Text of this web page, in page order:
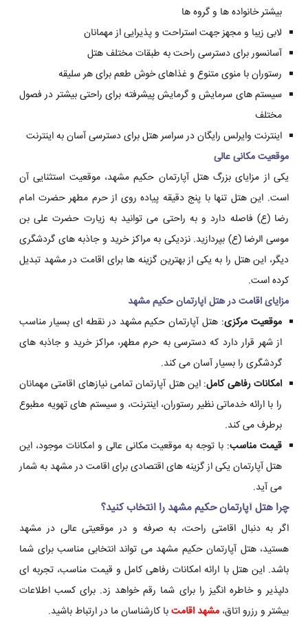
بیشتر خانواده ها و گروه ها
لابی زیبا و مجهز جهت استراحت و پذیرایی از مهمانان
آسانسور برای دسترسی راحت به طبقات مختلف هتل
رستوران با منوی متنوع و غذاهای خوش طعم برای هر سلیقه
سیستم های سرمایش و گرمایش پیشرفته برای راحتی بیشتر در فصول
مختلف
اینترنت وایرلس رایگان در سراسر هتل برای دسترسی آسان به اینترنت
موقعیت مکانی عالی
یکی از مزایای بزرگ هتل آپارتمان حکیم مشهد، موقعیت استثنایی آن
است. این هتل تنها با پنج دقیقه پیاده روی از حرم مطهر حضرت امام
رضا (ع) فاصله دارد و به راحتی می توانید به زیارت حضرت علی بن
موسی الرضا (ع) بپردازید. نزدیکی به مراکز خرید و جاذبه های گردشگری
دیگر، این هتل را به یکی از بهترین گزینه ها برای اقامت در مشهد تبدیل
کرده است.
مزایای اقامت در هتل آپارتمان حکیم مشهد
موقعیت مرکزی: هتل آپارتمان حکیم مشهد در نقطه ای بسیار مناسب
از شهر قرار دارد که دسترسی به حرم مطهر، مراکز خرید و جاذبه های
گردشگری را بسیار آسان می کند.
امکانات رفاهی کامل: این هتل آپارتمان تمامی نیازهای اقامتی مهمانان
را با ارائه خدماتی نظیر رستوران، اینترنت، و سیستم های تهویه مطبوع
برطرف می کند.
قیمت مناسب: با توجه به موقعیت مکانی عالی و امکانات موجود، این
هتل آپارتمان یکی از گزینه های اقتصادی برای اقامت در مشهد به شمار
می آید.
چرا هتل آپارتمان حکیم مشهد را انتخاب کنید؟
اگر به دنبال اقامتی راحت، به صرفه و در موقعیتی عالی در مشهد
هستید، هتل آپارتمان حکیم مشهد می تواند انتخابی مناسب برای شما
باشد. این هتل با ارائه امکانات رفاهی کامل و قیمت مناسب، تجربه ای
دلپذیر و خاطره انگیز را برای شما رقم خواهد زد. برای کسب اطلاعات
بیشتر و رزرو اتاق، مشهد اقامتبا کارشناسان ما در ارتباط باشید.